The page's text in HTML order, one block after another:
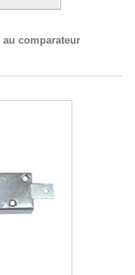
comparateur